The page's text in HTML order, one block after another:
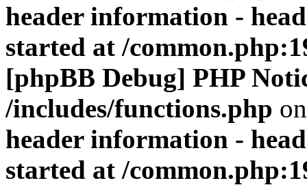
header information -
started at /
[phpBB Debug] PHP
/includes/functions.php
header information -
started at /